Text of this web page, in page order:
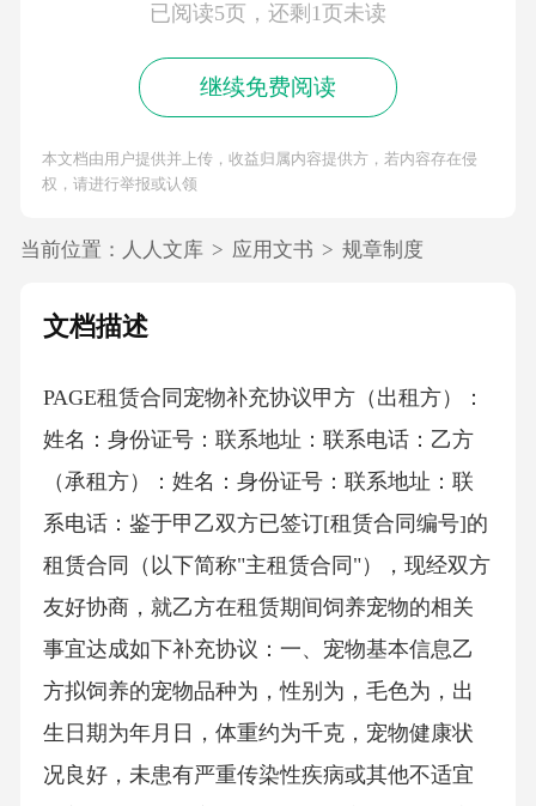
已阅读5页，还剩1页未读
继续免费阅读
本文档由用户提供并上传，收益归属内容提供方，若内容存在侵
权，请进行举报或认领
当前位置： 人人文库 > 应用文书 > 规章制度
文档描述
PAGE租赁合同宠物补充协议 甲方（出租方）：
姓名：身份证号：联系地址：联系电话：乙方
（承租方）：姓名：身份证号：联系地址：联
系电话：鉴于甲乙双方已签订[租赁合同编号]的
租赁合同（以下简称"主租赁合同"），现经双方
友好协商，就乙方在租赁期间饲养宠物的相关
事宜达成如下补充协议：一、宠物基本信息乙
方拟饲养的宠物品种为，性别为，毛色为，出
生日期为年月日，体重约为千克，宠物健康状
况良好，未患有严重传染性疾病或其他不适宜